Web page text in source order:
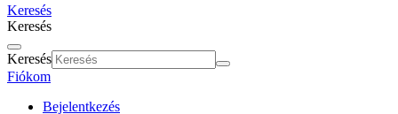
Keresés
Keresés
Keresés
Fiókom
Bejelentkezés